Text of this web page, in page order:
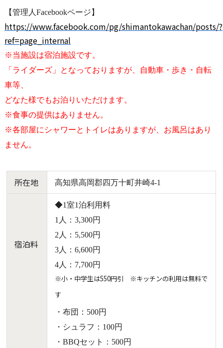
【管理人Facebookページ】
https://www.facebook.com/pg/shimantokawachan/posts/?
ref=page_internal
※当施設は宿泊施設です。
「ライダーズ」となっておりますが、自動車・歩き・自転
車等、
どなた様でもお泊りいただけます。
※食事の提供はありません。
※各部屋にシャワーとトイレはありますが、お風呂はあり
ません。
所在地 高知県高岡郡四万十町井崎4-1
宿泊料
◆1室1泊利用料
1人：3,300円
2人：5,500円
3人：6,600円
4人：7,700円
※小・中学生は550円引 ※キッチンの利用は無料で
す
・布団：500円
・シュラフ：100円
・BBQセット：500円